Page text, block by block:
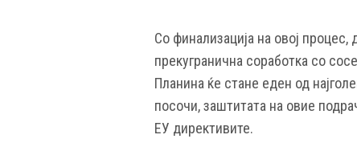
Со финализација на овој
прекугранична соработка со
Планина ќе стане еден од
посочи, заштитата на овие
ЕУ директивите.